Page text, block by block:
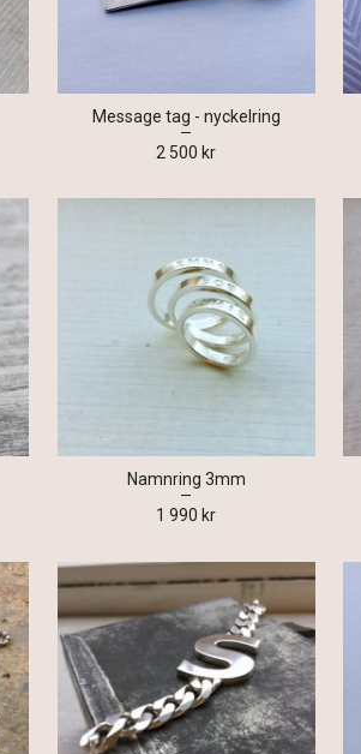
Message tag - nyckelring
2 500 kr
Namnring 3mm
1 990 kr